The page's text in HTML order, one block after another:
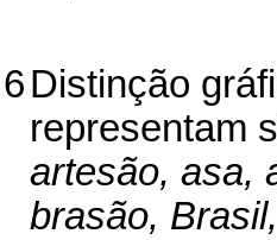
6Distinção
representam
artesão, asa,
brasão,